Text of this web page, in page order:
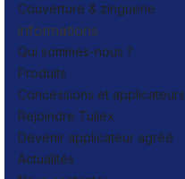
Couverture & zinguerie
informations
Qui sommes-nous ?
Produits
Concessions et applicateurs
Rejoindre Tuilex
Devenir applicateur agréé
Actualités